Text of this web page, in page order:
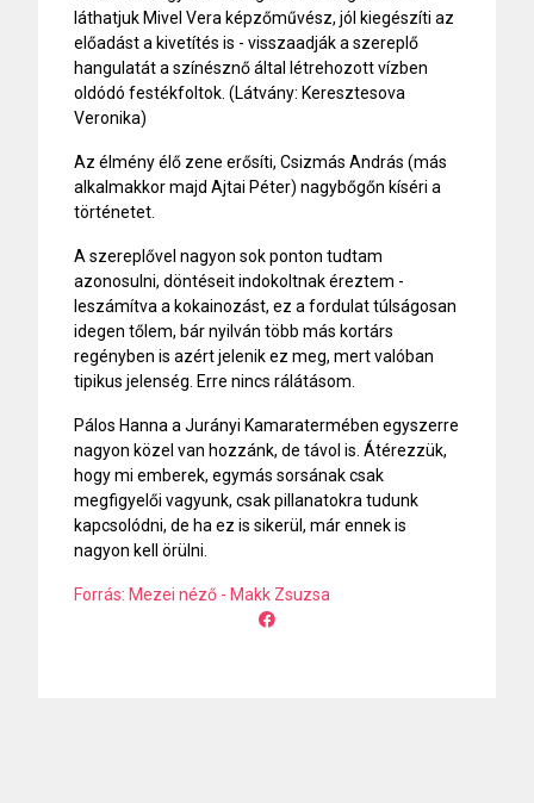
láthatjuk Mivel Vera képzőművész, jól kiegészíti az
előadást a kivetítés is - visszaadják a szereplő
hangulatát a színésznő által létrehozott vízben
oldódó festékfoltok. (Látvány: Keresztesova
Veronika)
Az élmény élő zene erősíti, Csizmás András (más
alkalmakkor majd Ajtai Péter) nagybőgőn kíséri a
történetet.
A szereplővel nagyon sok ponton tudtam
azonosulni, döntéseit indokoltnak éreztem -
leszámítva a kokainozást, ez a fordulat túlságosan
idegen tőlem, bár nyilván több más kortárs
regényben is azért jelenik ez meg, mert valóban
tipikus jelenség. Erre nincs rálátásom.
Pálos Hanna a Jurányi Kamaratermében egyszerre
nagyon közel van hozzánk, de távol is. Átérezzük,
hogy mi emberek, egymás sorsának csak
megfigyelői vagyunk, csak pillanatokra tudunk
kapcsolódni, de ha ez is sikerül, már ennek is
nagyon kell örülni.
Forrás: Mezei néző - Makk Zsuzsa